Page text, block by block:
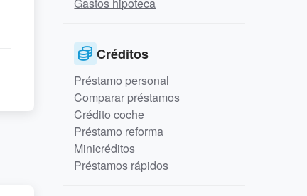
Créditos
Préstamo personal
Comparar préstamos
Crédito coche
Préstamo reforma
Minicréditos
Préstamos rápidos